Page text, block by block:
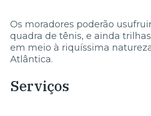
Os moradores poderão
quadra de tênis, e ainda
em meio à riquíssima
Atlântica.
Serviços